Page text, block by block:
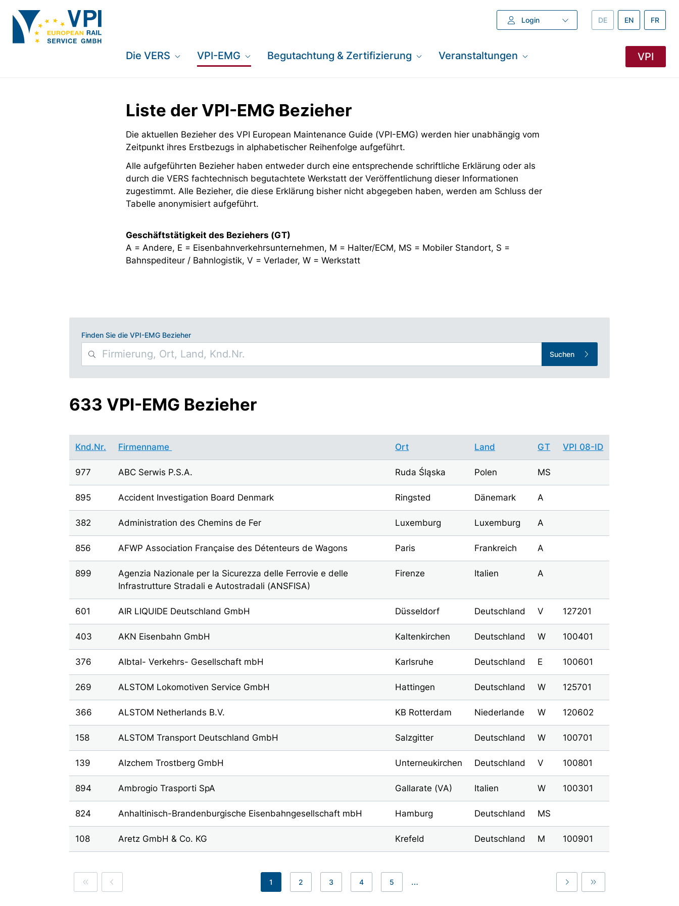
Login DEUTSCH –
DE ENGLISH –
EN FR
Die VERS VPI-EMG Begutachtung & Zertifizierung Veranstaltungen VPI
Liste der VPI-EMG Bezieher
Die aktuellen Bezieher des VPI European Maintenance Guide (VPI-EMG) werden hier unabhängig vom
Zeitpunkt ihres Erstbezugs in alphabetischer Reihenfolge aufgeführt.
Alle aufgeführten Bezieher haben entweder durch eine entsprechende schriftliche Erklärung oder als
durch die VERS fachtechnisch begutachtete Werkstatt der Veröffentlichung dieser Informationen
zugestimmt. Alle Bezieher, die diese Erklärung bisher nicht abgegeben haben, werden am Schluss der
Tabelle anonymisiert aufgeführt.
Geschäftstätigkeit des Beziehers (GT)
A = Andere, E = Eisenbahnverkehrsunternehmen, M = Halter/ECM, MS = Mobiler Standort, S =
Bahnspediteur / Bahnlogistik, V = Verlader, W = Werkstatt
Finden Sie die VPI-EMG Bezieher
Suchen
633 VPI-EMG Bezieher
Knd.Nr. Firmenname Ort Land GT VPI 08-ID
977 ABC Serwis P.S.A. Ruda Śląska Polen MS
895 Accident Investigation Board Denmark Ringsted Dänemark A
382 Administration des Chemins de Fer Luxemburg Luxemburg A
856 AFWP Association Française des Détenteurs de Wagons Paris Frankreich A
899
Agenzia Nazionale per la Sicurezza delle Ferrovie e delle
Infrastrutture Stradali e Autostradali (ANSFISA)
Firenze Italien A
601 AIR LIQUIDE Deutschland GmbH Düsseldorf Deutschland V 127201
403 AKN Eisenbahn GmbH Kaltenkirchen Deutschland W 100401
376 Albtal- Verkehrs- Gesellschaft mbH Karlsruhe Deutschland E 100601
269 ALSTOM Lokomotiven Service GmbH Hattingen Deutschland W 125701
366 ALSTOM Netherlands B.V. KB Rotterdam Niederlande W 120602
158 ALSTOM Transport Deutschland GmbH Salzgitter Deutschland W 100701
139 Alzchem Trostberg GmbH Unterneukirchen Deutschland V 100801
894 Ambrogio Trasporti SpA Gallarate (VA) Italien W 100301
824 Anhaltinisch-Brandenburgische Eisenbahngesellschaft mbH Hamburg Deutschland MS
108 Aretz GmbH & Co. KG Krefeld Deutschland M 100901
First Previous
1 2 3 4 5 …
Last Last